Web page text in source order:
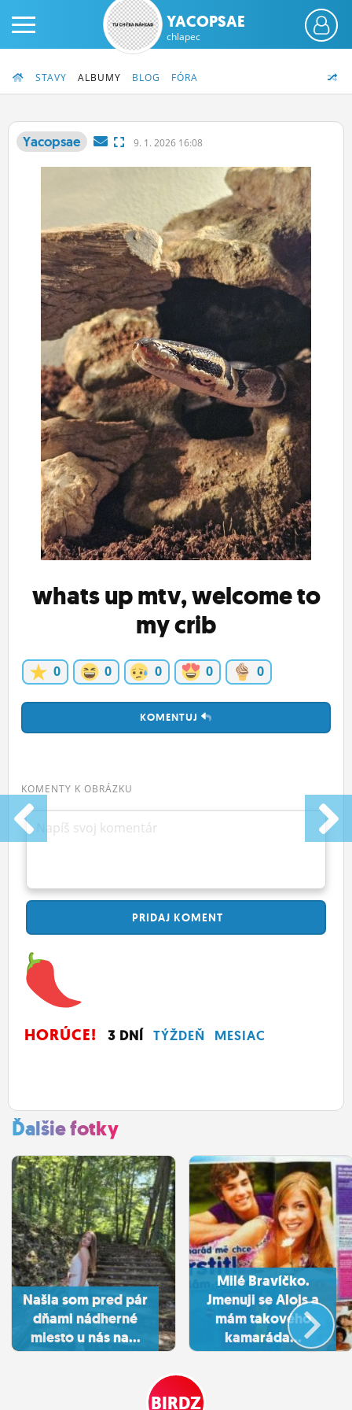
PRIHLÁS SA
FÓRUM
STATUSY
BLOGY
OBRÁZKY
ĽUDIA
MÔJ PROFIL
NASTAVENIA
ROLETA
YACOPSAE
chlapec
STAVY ALBUMY BLOG FÓRA
Yacopsae 9. 1. 2026 16:08
whats up mtv, welcome to
my crib
0 0 0 0 0
KOMENTUJ
KOMENTY K OBRÁZKU
Napíš svoj komentár
PRIDAJ KOMENT
HORÚCE! 3 DNÍ TÝŽDEŇ MESIAC
Ďalšie fotky
Našla som pred pár
dňami nádherné
miesto u nás na...
Milé Bravíčko.
Jmenuji se Alojs a
mám takového
kamaráda...
BIRDZ